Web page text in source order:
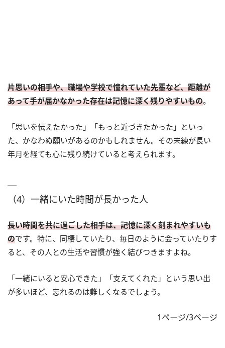
片思いの相手や、職場や学校で憧れていた先輩など、距離が
あって手が届かなかった存在は記憶に深く残りやすいもの。
「思いを伝えたかった」「もっと近づきたかった」といっ
た、かなわぬ願いがあるのかもしれません。その未練が長い
年月を経ても心に残り続けていると考えられます。
（4）一緒にいた時間が長かった人
長い時間を共に過ごした相手は、記憶に深く刻まれやすいも
のです。特に、同棲していたり、毎日のように会っていたりす
ると、その人との生活や習慣が強く結びつきますよね。
「一緒にいると安心できた」「支えてくれた」という思い出
が多いほど、忘れるのは難しくなるでしょう。
1ページ/3ページ